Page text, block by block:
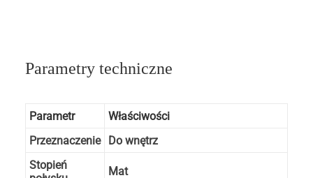
Parametry techniczne
Parametr
Właściwości
Przeznaczenie
Do wnętrz
Stopień
Mat